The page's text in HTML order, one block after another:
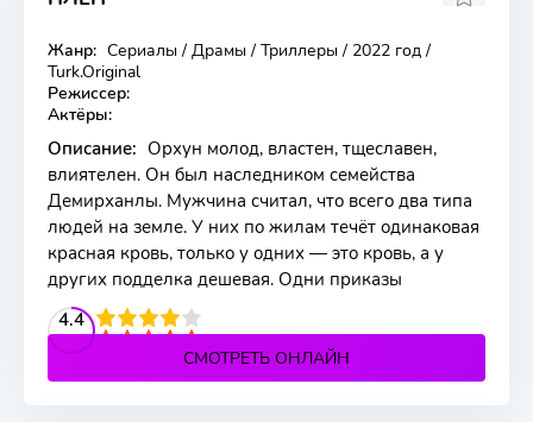
557 серия
Жанр: Сериалы / Драмы / Триллеры / 2022 год /
Turk.Original
Режиссер:
Актёры:
Описание: Орхун молод, властен, тщеславен,
влиятелен. Он был наследником семейства
Демирханлы. Мужчина считал, что всего два типа
людей на земле. У них по жилам течёт одинаковая
красная кровь, только у одних — это кровь, а у
других подделка дешевая. Одни приказы
4.4
4 5
СМОТРЕТЬ ОНЛАЙН